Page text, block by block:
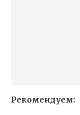
Рекомендуем: